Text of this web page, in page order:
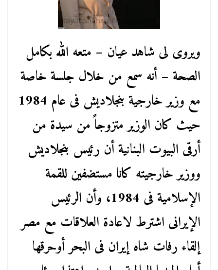
ويروى لى شاهد عيان – متعه الله بكامل
الصحة – أنه سمع من خلال جلسة خاصة
مع وزير خارجية بنجلاديش فى عام 1984
حيث كان الوزير متزوجاً من سيدة من
أرقى البيوت البنانية أن رئيس بنجلاديش
ووزير خارجيته كانا مستضفين للقمة
الإسلامية فى 1984، وأن الرئيس
الإيرانى اشترط لاعادة العلاقات مع مصر
إلقاء رفات شاه إيران فى البحر أوحرقها